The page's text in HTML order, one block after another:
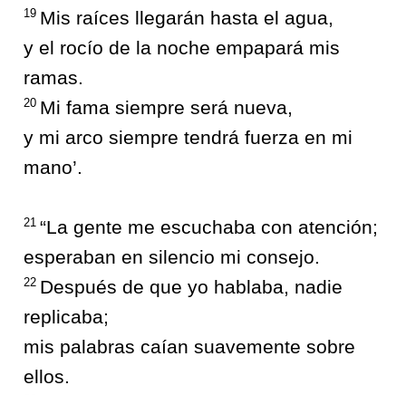
19 Mis raíces llegarán hasta el agua,
y el rocío de la noche empapará mis
ramas.
20 Mi fama siempre será nueva,
y mi arco siempre tendrá fuerza en mi
mano’.
21 “La gente me escuchaba con atención;
esperaban en silencio mi consejo.
22 Después de que yo hablaba, nadie
replicaba;
mis palabras caían suavemente sobre
ellos.